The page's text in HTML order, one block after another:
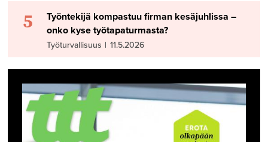
5
Työntekijä kompastuu firman kesäjuhlissa –
onko kyse työtapaturmasta?
Työturvallisuus | 11.5.2026